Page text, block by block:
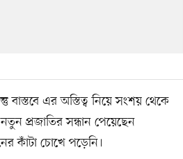
বাস্তবে এর অস্তিত্ব নিয়ে সংশয় থেকে
প্রজাতির সন্ধান পেয়েছেন
কাঁটা চোখে পড়েনি।